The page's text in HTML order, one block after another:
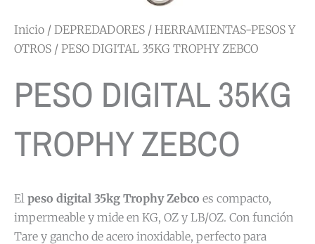
Inicio / DEPREDADORES / HERRAMIENTAS-PESOS Y
OTROS / PESO DIGITAL 35KG TROPHY ZEBCO
PESO DIGITAL 35KG
TROPHY ZEBCO
El peso digital 35kg Trophy Zebco es compacto,
impermeable y mide en KG, OZ y LB/OZ. Con función
Tare y gancho de acero inoxidable, perfecto para